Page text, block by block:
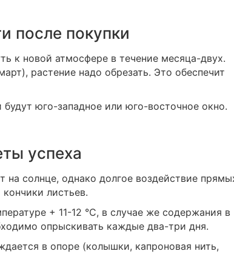
после покупки
к новой атмосфере в течение месяца-двух.
растение надо обрезать. Это обеспечит
юго-западное или юго-восточное окно.
успеха
солнце, однако долгое воздействие
листьев.
+ 11-12 °С, в случае же содержания в
опрыскивать каждые два-три дня.
в опоре (колышки, капроновая нить,